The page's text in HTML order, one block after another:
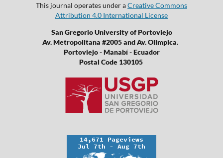
This journal operates under aCreative Commons
Attribution 4.0 International License
San Gregorio University of Portoviejo
Av. Metropolitana #2005 and Av. Olimpica.
Portoviejo - Manabí - Ecuador
Postal Code 130105